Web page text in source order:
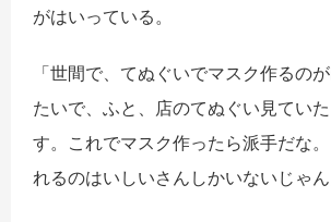
がはいっている。
「世間で、てぬぐいでマスク作るの
たいで、ふと、店のてぬぐい見てい
す。これでマスク作ったら派手だな
れるのはいしいさんしかいないじゃん